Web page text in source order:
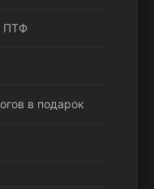
ПТФ
в подарок